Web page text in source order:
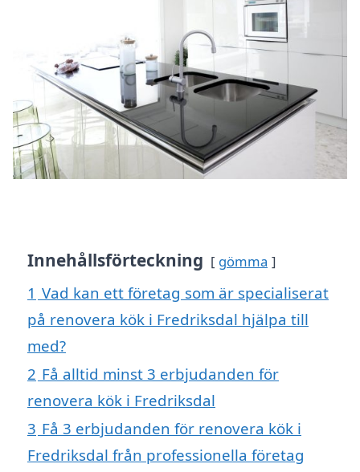
Innehållsförteckning gömma
1 Vad kan ett företag som är specialiserat
på renovera kök i Fredriksdal hjälpa till
med?
2 Få alltid minst 3 erbjudanden för
renovera kök i Fredriksdal
3 Få 3 erbjudanden för renovera kök i
Fredriksdal från professionella företag